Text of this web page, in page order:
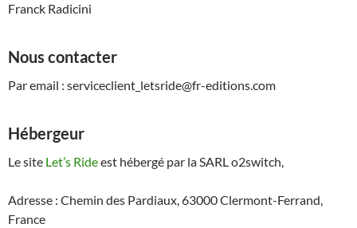
Franck Radicini
Nous contacter
Par email : serviceclient_letsride@fr-editions.com
Hébergeur
Le site Let’s Rideest hébergé par la SARL o2switch,
Adresse : Chemin des Pardiaux, 63000 Clermont-Ferrand,
France